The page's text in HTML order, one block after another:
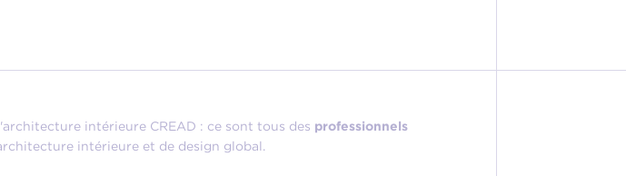
intérieure CREAD : ce sont tous des professionnels
intérieure et de design global.